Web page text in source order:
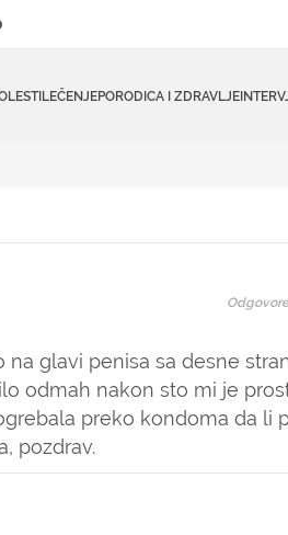
LEČENJEPORODICA I ZDRAVLJE
glavi penisa sa desne
odmah nakon sto mi je
preko kondoma da li
pozdrav.